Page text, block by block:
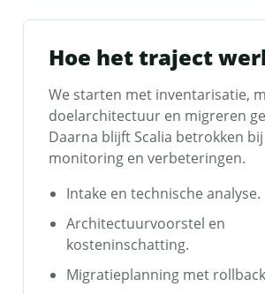
Hoe het traject
We starten met inventarisatie,
doelarchitectuur en migreren
Daarna blijft Scalia betrokken
monitoring en verbeteringen.
Intake en technische analyse.
Architectuurvoorstel en
kosteninschatting.
Migratieplanning met